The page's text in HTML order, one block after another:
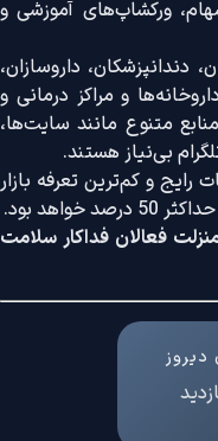
ورکشاپ‌های آموزشی و
دندانپزشکان، داروسازان،
و مراکز درمانی و
متنوع مانند سایت‌ها،
بی‌نیاز هستند.
رایج و کم‌ترین تعرفه بازار
بود.
فعالان فداکار سلامت
دیروز